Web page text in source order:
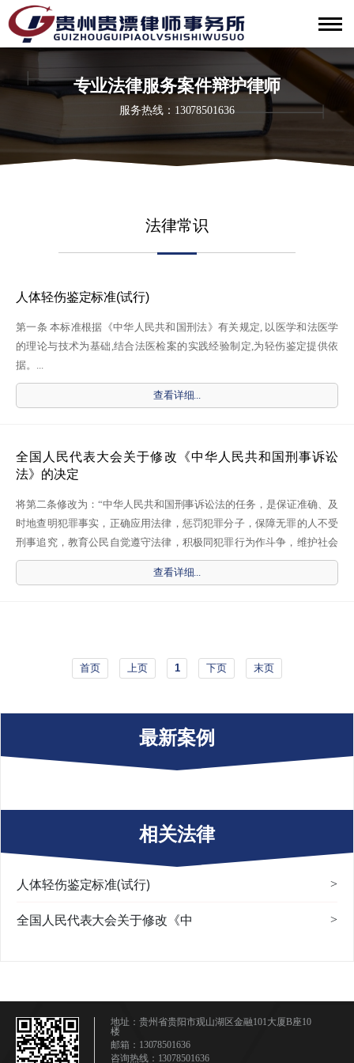
专业法律服务案件辩护律师
服务热线：13078501636
法律常识
人体轻伤鉴定标准(试行)
第一条 本标准根据《中华人民共和国刑法》有关规定, 以医学和法医学
的理论与技术为基础,结合法医检案的实践经验制定,为轻伤鉴定提供依
据。...
2022-06-07
查看详细...
全国人民代表大会关于修改《中华人民共和国刑事诉讼
法》的决定
将第二条修改为：“中华人民共和国刑事诉讼法的任务，是保证准确、及
时地查明犯罪事实，正确应用法律，惩罚犯罪分子，保障无罪的人不受
刑事追究，教育公民自觉遵守法律，积极同犯罪行为作斗争，维护社会
主义法制，尊...
2022-06-07
查看详细...
首页 上页 1 下页 末页
最新案例
相关法律
人体轻伤鉴定标准(试行) >
全国人民代表大会关于修改《中 >
地址：贵州省贵阳市观山湖区金融101大厦B座10
楼
邮箱：13078501636
咨询热线：13078501636